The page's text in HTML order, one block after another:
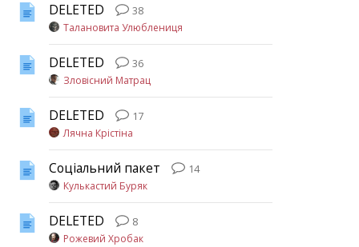
DELETED
38
Талановита Улюблениця
DELETED
36
Зловісний Матрац
DELETED
17
Лячна Крістіна
Соціальний пакет
14
Кулькастий Буряк
DELETED
8
Рожевий Хробак